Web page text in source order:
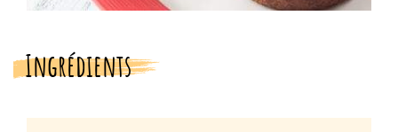
Ingrédients